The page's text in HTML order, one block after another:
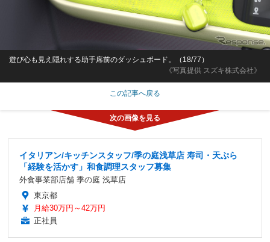
《写真提供 スズキ株式会社》
遊び心も見え隠れする助手席前のダッシュボード。（18/77）
この記事へ戻る
イタリアン/キッチンスタッフ/季の庭浅草店 寿司・天ぷら
「経験を活かす」和食調理スタッフ募集
外食事業部店舗 季の庭 浅草店
東京都
月給30万円～42万円
正社員